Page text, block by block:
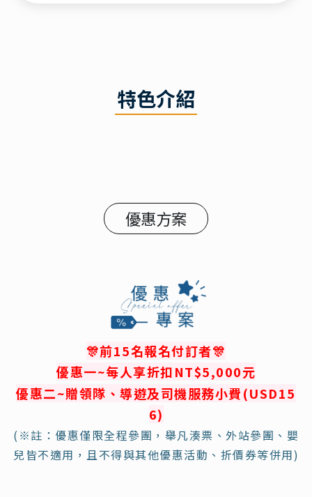
特色介紹
優惠方案
🎊前15名報名付訂者🎊
優惠一~每人享折扣NT$5,000元
優惠二~贈領隊、導遊及司機服務小費(USD15
6)
(※註：優惠僅限全程參團，舉凡湊票、外站參團、嬰
兒皆不適用，且不得與其他優惠活動、折價券等併用)